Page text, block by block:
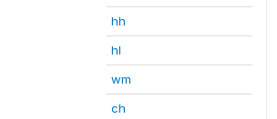
hh
hl
wm
ch